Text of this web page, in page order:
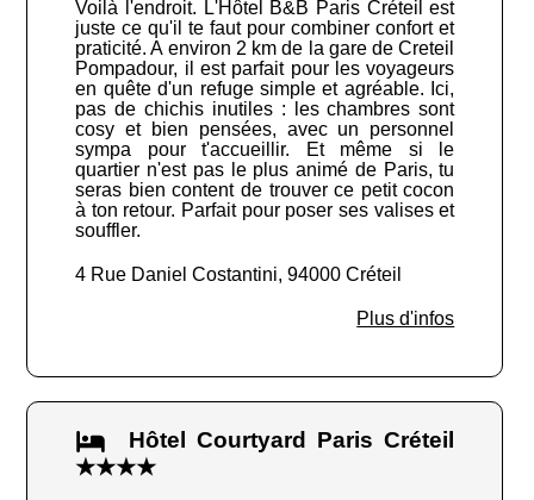
Voilà l'endroit. L'Hôtel B&B Paris Créteil est
juste ce qu'il te faut pour combiner confort et
praticité. A environ 2 km de la gare de Creteil
Pompadour, il est parfait pour les voyageurs
en quête d'un refuge simple et agréable. Ici,
pas de chichis inutiles : les chambres sont
cosy et bien pensées, avec un personnel
sympa pour t'accueillir. Et même si le
quartier n'est pas le plus animé de Paris, tu
seras bien content de trouver ce petit cocon
à ton retour. Parfait pour poser ses valises et
souffler.
4 Rue Daniel Costantini, 94000 Créteil
Plus d'infos
Hôtel Courtyard Paris Créteil
★★★★